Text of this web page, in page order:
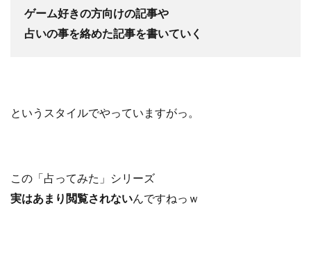
ゲーム好きの方向けの記事や
占いの事を絡めた記事を書いていく
というスタイルでやっていますがっ。
この「占ってみた」シリーズ
実はあまり閲覧されないんですねっｗ